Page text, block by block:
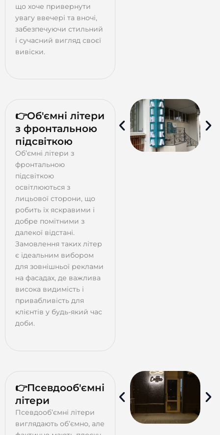
що хоче привернути
увагу ввечері та вночі,
забезпечуючи стильний
і сучасний вигляд своєї
вивіски.
👉Об'ємні літери
з фронтальною
підсвіткою
Об’ємні літери з
фронтальною
підсвіткою
освітлюються з
лицьової сторони, що
робить їх яскравими і
добре помітними з
далекої відстані.
Замовлення таких літер
є ідеальним вибором
для зовнішньої реклами
на фасадах, де важлива
висока видимість і
привабливість для
клієнтів у будь-який час
доби.
👉Псевдооб'ємні
літери
Псевдооб’ємні літери
виглядають об’ємно, але